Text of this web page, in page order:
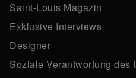
Saint-Louis Magazin
Exklusive Interviews
Designer
Soziale Verantwortung des